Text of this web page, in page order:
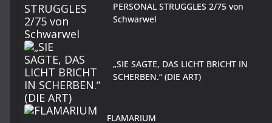
PERSONAL STRUGGLES 2/75 von
Schwarwel
„SIE SAGTE, DAS LICHT BRICHT IN
SCHERBEN.“ (DIE ART)
FLAMARIUM